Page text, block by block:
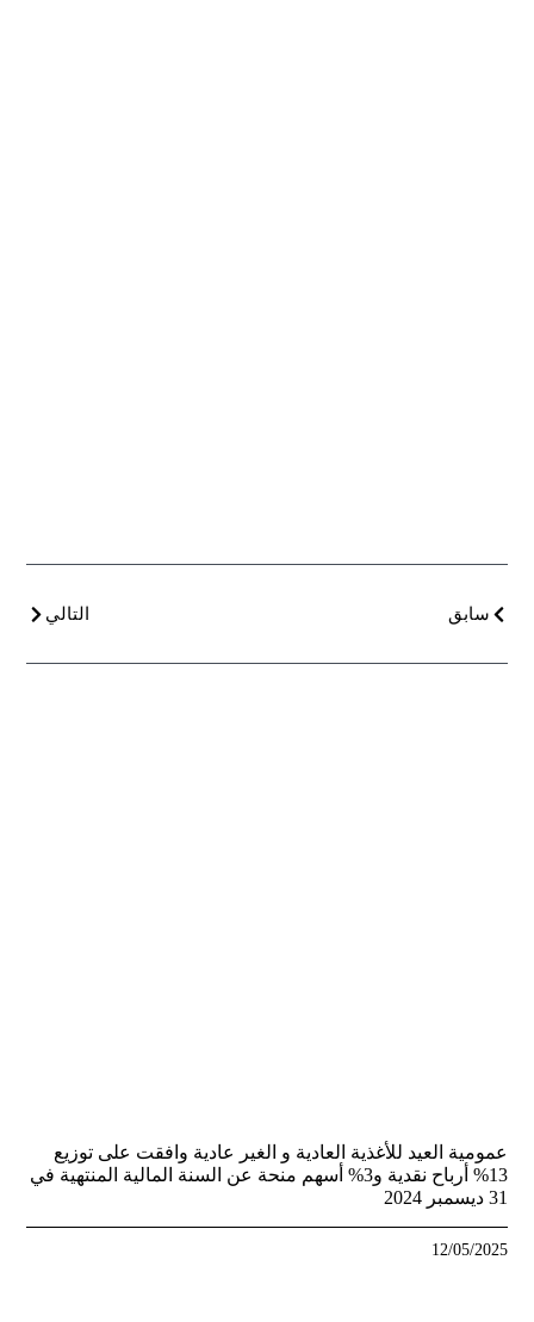
سابق التالي
عمومية العيد للأغذية العادية و الغير عادية وافقت على توزيع
13% أرباح نقدية و3% أسهم منحة عن السنة المالية المنتهية في
31 ديسمبر 2024
12/05/2025